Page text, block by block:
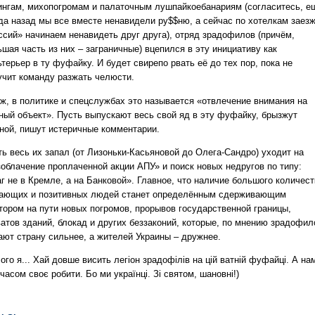
михопогромам и палаточным лушпайкоебанариям (согласитесь,
назад мы все вместе ненавидели ру$$ню, а сейчас по хотелкам
начинаем ненавидеть друг друга), отряд зрадофилов (причём,
часть из них – заграничные) вцепился в эту инициативу как
в ту фуфайку. И будет свирепо рвать её до тех пор, пока не
команду разжать челюсти.
в политике и спецслужбах это называется «отвлечение внимания на
объект». Пусть выпускают весь свой яд в эту фуфайку, брызжут
пишут истеричные комментарии.
весь их запал (от Лизоньки-Касьяновой до Олега-Сандро) уходит на
проплаченной акции АПУ» и поиск новых недругов по типу:
не в Кремле, а на Банковой». Главное, что наличие большого
и позитивных людей станет определённым сдерживающим
на пути новых погромов, прорывов государственной границы,
зданий, блокад и других беззаконий, которые, по мнению
страну сильнее, а жителей Украины – дружнее.
я... Хай довше висить легіон зрадофілів на цій ватній фуфайці. А
своє робити. Бо ми українці. Зі святом, шановні!)